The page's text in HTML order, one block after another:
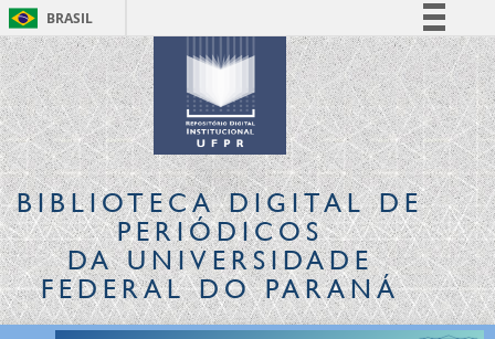
BRASIL
Simplifique!
Comunica BR
Participe
Acesso à informação
Legislação
Canais
BIBLIOTECA DIGITALDE
PERIÓDICOS
DA UNIVERSIDADE
FEDERAL DO PARANÁ